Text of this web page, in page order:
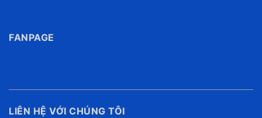
FANPAGE
LIÊN HỆ VỚI CHÚNG TÔI